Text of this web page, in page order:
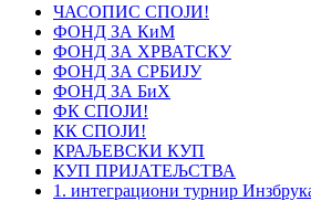
ЧАСОПИС СПОЈИ!
ФОНД ЗА КиМ
ФОНД ЗА ХРВАТСКУ
ФОНД ЗА СРБИЈУ
ФОНД ЗА БиХ
ФК СПОЈИ!
КК СПОЈИ!
КРАЉЕВСКИ КУП
КУП ПРИЈАТЕЉСТВА
1. интеграциони турнир